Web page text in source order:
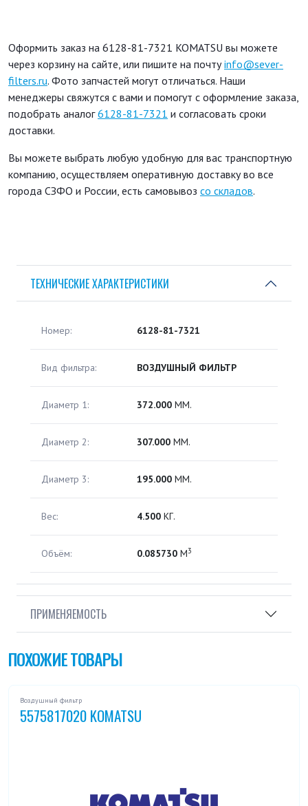
Оформить заказ на 6128-81-7321 KOMATSU вы можете
через корзину на сайте, или пишите на почтуinfo@sever-
filters.ru. Фото запчастей могут отличаться. Наши
менеджеры свяжутся с вами и помогут с оформление заказа,
подобрать аналог6128-81-7321 и согласовать сроки
доставки.
Вы можете выбрать любую удобную для вас транспортную
компанию, осуществляем оперативную доставку во все
города СЗФО и России, есть самовывоз со складов.
ТЕХНИЧЕСКИЕ ХАРАКТЕРИСТИКИ
Номер: 6128-81-7321
Вид фильтра: ВОЗДУШНЫЙ ФИЛЬТР
Диаметр 1: 372.000 ММ.
Диаметр 2: 307.000 ММ.
Диаметр 3: 195.000 ММ.
Вес: 4.500 КГ.
Объём: 0.085730 М3
ПРИМЕНЯЕМОСТЬ
ПОХОЖИЕ ТОВАРЫ
Воздушный фильтр
5575817020 KOMATSU